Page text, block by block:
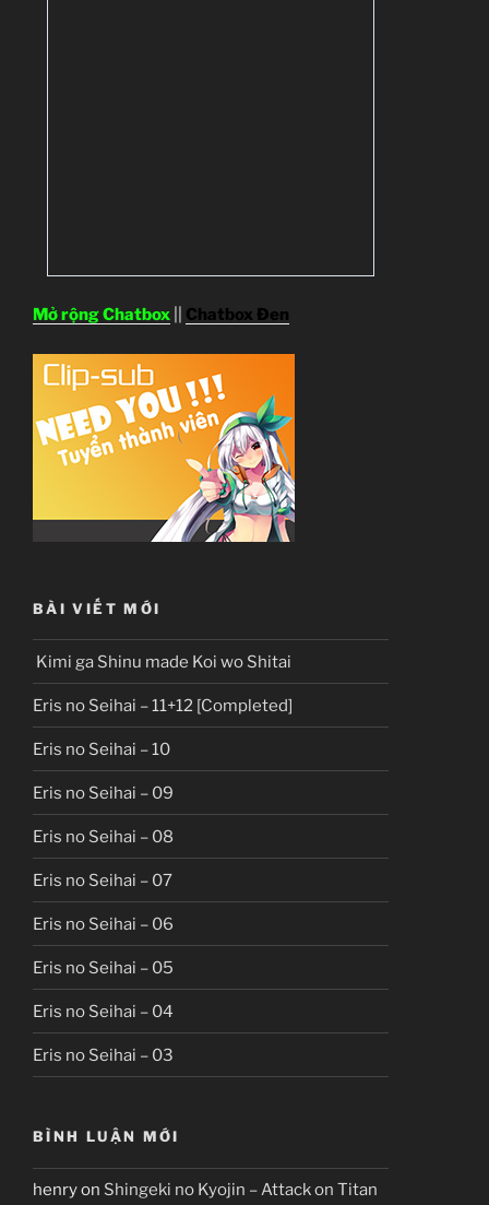
Mở rộng Chatbox Chatbox Đen
BÀI VIẾT MỚI
Kimi ga Shinu made Koi wo Shitai
Eris no Seihai – 11+12 [Completed]
Eris no Seihai – 10
Eris no Seihai – 09
Eris no Seihai – 08
Eris no Seihai – 07
Eris no Seihai – 06
Eris no Seihai – 05
Eris no Seihai – 04
Eris no Seihai – 03
BÌNH LUẬN MỚI
henryon Shingeki no Kyojin – Attack on Titan